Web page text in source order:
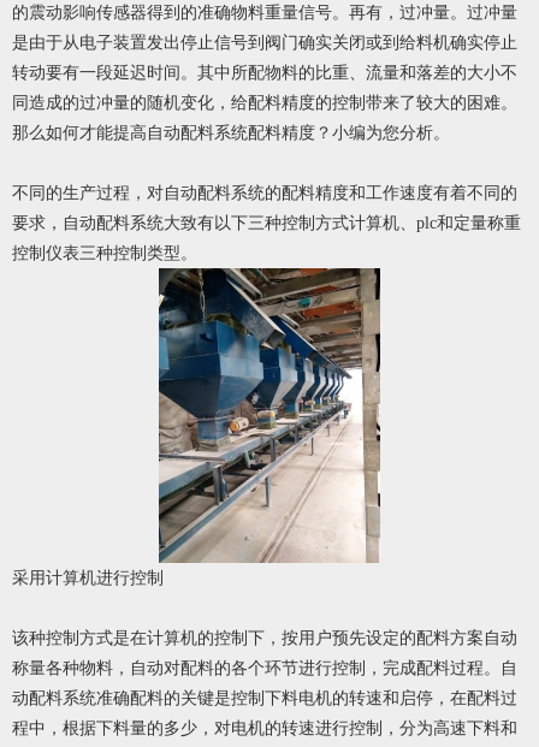
的震动影响传感器得到的准确物料重量信号。再有，过冲量。过冲量
是由于从电子装置发出停止信号到阀门确实关闭或到给料机确实停止
转动要有一段延迟时间。其中所配物料的比重、流量和落差的大小不
同造成的过冲量的随机变化，给配料精度的控制带来了较大的困难。
那么如何才能提高自动配料系统配料精度？小编为您分析。
不同的生产过程，对自动配料系统的配料精度和工作速度有着不同的
要求，自动配料系统大致有以下三种控制方式计算机、plc和定量称重
控制仪表三种控制类型。
采用计算机进行控制
该种控制方式是在计算机的控制下，按用户预先设定的配料方案自动
称量各种物料，自动对配料的各个环节进行控制，完成配料过程。自
动配料系统准确配料的关键是控制下料电机的转速和启停，在配料过
程中，根据下料量的多少，对电机的转速进行控制，分为高速下料和